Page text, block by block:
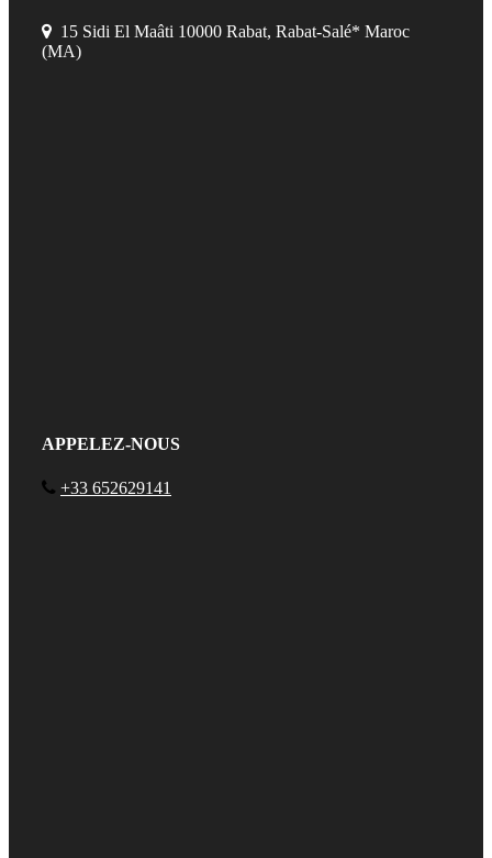
15 Sidi El Maâti 10000 Rabat, Rabat-Salé* Maroc
(MA)
APPELEZ-NOUS
+33 652629141